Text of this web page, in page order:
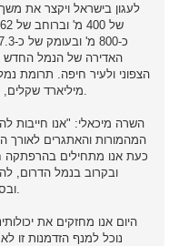
לעגון בישראל ויקצר את
האדירה של הנמל החדש
השרה מיכאלי: "אנו חייבות
המהמורות והאתגרים לאורך
כעת אנו מתחילים
ובקרוב בנמל הדרום,
נוכל למנף הזדמנות זו